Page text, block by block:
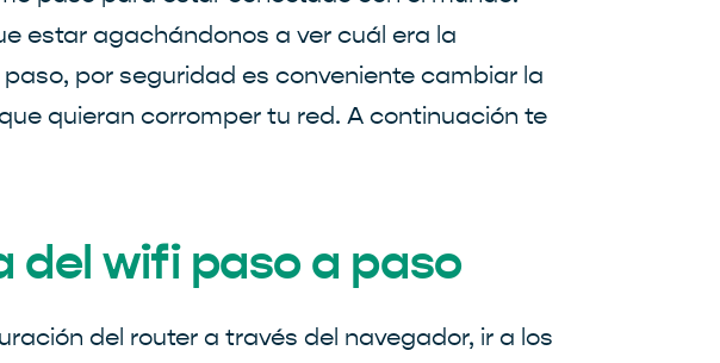
estar agachándonos a ver cuál era la
por seguridad es conveniente cambiar la
quieran corromper tu red. A continuación te
del wifi paso a paso
del router a través del navegador, ir a los